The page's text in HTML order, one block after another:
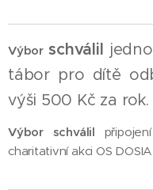
Výborschválil
tábor pro dítě
výši 500 Kč za rok.
Výbor schválil
charitativní akci OS DOSIA